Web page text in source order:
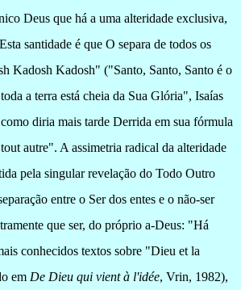
Deus que há a uma alteridade exclusiva,
santidade é que O separa de todos os
Kadosh Kadosh" ("Santo, Santo, Santo é o
a terra está cheia da Sua Glória", Isaías
diria mais tarde Derrida em sua fórmula
autre". A assimetria radical da alteridade
pela singular revelação do Todo Outro
entre o Ser dos entes e o não-ser
que ser, do próprio a-Deus: "Há
conhecidos textos sobre "Dieu et la
em De Dieu qui vient à l'idée, Vrin, 1982),